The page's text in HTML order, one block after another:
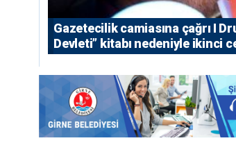
Gazetecilik camiasına çağrı I
Devleti” kitabı nedeniyle ikinci